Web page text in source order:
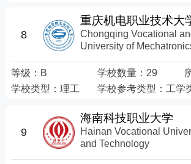
8
重庆机电职业技术大
Chongqing Vocational
University of
等级： B 学校数量： 29
学校类型： 理工 学校参考类型： 工学
9
海南科技职业大学
Hainan Vocational
and Technology